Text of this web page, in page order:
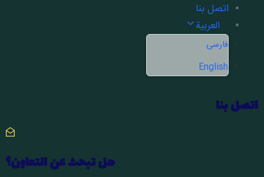
اتصل بنا
العربية
فارسی
English
اتصل بنا
هل تبحث عن التعاون؟